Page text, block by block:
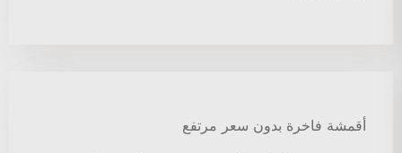
أقمشة فاخرة بدون سعر مرتفع